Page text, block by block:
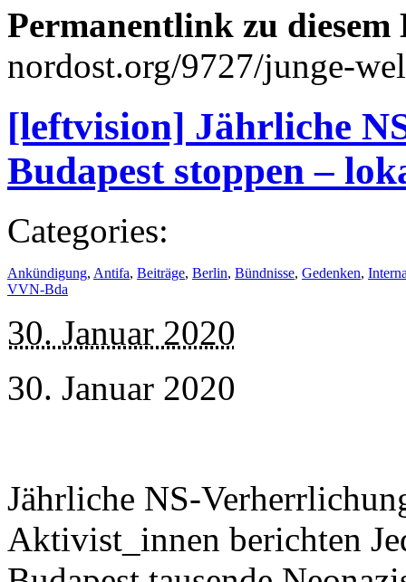
Permanentlink zu
nordost.org/9727/junge-
[leftvision] Jährliche
Budapest stoppen –
Categories:
Ankündigung, Antifa, Beiträge, Berlin, Bündnisse, Gedenken,
VVN-Bda
30. Januar 2020
30. Januar 2020
Jährliche NS-
Aktivist_innen berichten